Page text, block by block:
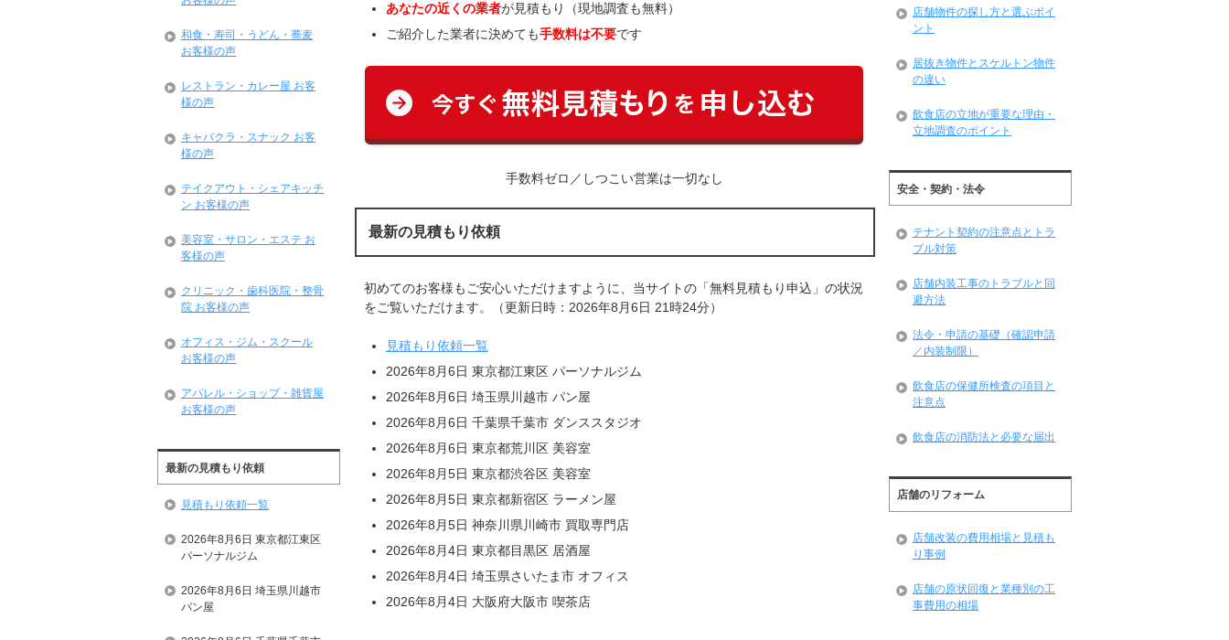
あなたの近くの業者が見積もり（現地調査も無料）
ご紹介した業者に決めても手数料は不要です
手数料ゼロ／しつこい営業は一切なし
最新の見積もり依頼
初めてのお客様もご安心いただけますように、当サイトの「無料見積もり申込」の状況
をご覧いただけます。（更新日時：2026年8月6日 21時24分）
見積もり依頼一覧
2026年8月6日 東京都江東区 パーソナルジム
2026年8月6日 埼玉県川越市 パン屋
2026年8月6日 千葉県千葉市 ダンススタジオ
2026年8月6日 東京都荒川区 美容室
2026年8月5日 東京都渋谷区 美容室
2026年8月5日 東京都新宿区 ラーメン屋
2026年8月5日 神奈川県川崎市 買取専門店
2026年8月4日 東京都目黒区 居酒屋
2026年8月4日 埼玉県さいたま市 オフィス
2026年8月4日 大阪府大阪市 喫茶店
和食・寿司・うどん・蕎麦
お客様の声
レストラン・カレー屋 お客
様の声
キャバクラ・スナック お客
様の声
テイクアウト・シェアキッチ
ン お客様の声
美容室・サロン・エステ お
客様の声
クリニック・歯科医院・整骨
院 お客様の声
オフィス・ジム・スクール
お客様の声
アパレル・ショップ・雑貨屋
お客様の声
最新の見積もり依頼
見積もり依頼一覧
2026年8月6日 東京都江東区
パーソナルジム
2026年8月6日 埼玉県川越市
パン屋
店舗物件の探し方と選ぶポイ
ント
居抜き物件とスケルトン物件
の違い
飲食店の立地が重要な理由・
立地調査のポイント
安全・契約・法令
テナント契約の注意点とトラ
ブル対策
店舗内装工事のトラブルと回
避方法
法令・申請の基礎（確認申請
／内装制限）
飲食店の保健所検査の項目と
注意点
飲食店の消防法と必要な届出
店舗のリフォーム
店舗改装の費用相場と見積も
り事例
店舗の原状回復と業種別の工
事費用の相場